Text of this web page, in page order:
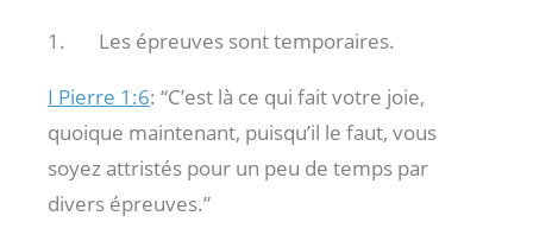
1. Les épreuves sont temporaires.
I Pierre 1:6: “C’est là ce qui fait votre joie,
quoique maintenant, puisqu’il le faut, vous
soyez attristés pour un peu de temps par
divers épreuves.”